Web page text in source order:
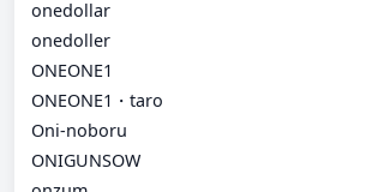
onedollar
onedoller
ONEONE1
ONEONE1・taro
Oni-noboru
ONIGUNSOW